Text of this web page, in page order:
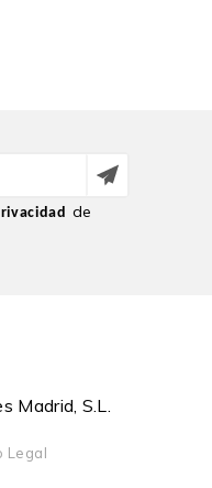
de
Madrid, S.L.
Legal